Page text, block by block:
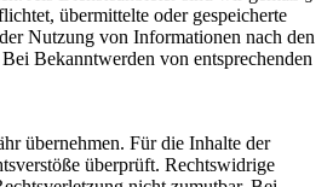
übermittelte oder gespeicherte
Nutzung von Informationen nach den
Bekanntwerden von entsprechenden
übernehmen. Für die Inhalte der
überprüft. Rechtswidrige